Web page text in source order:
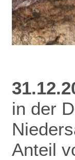
in der
Anteil